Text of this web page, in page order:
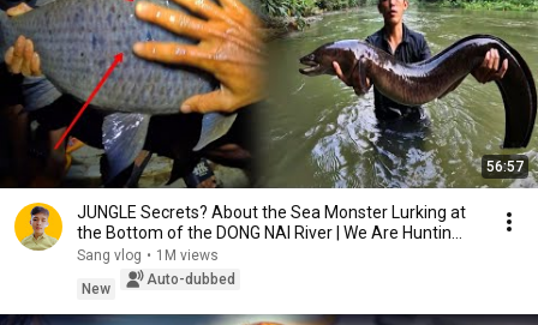
56:57
JUNGLE Secrets? About the Sea Monster Lurking at
the Bottom of the DONG NAI River | We Are Huntin...
Sang vlog • 1M views
New
Auto-dubbed